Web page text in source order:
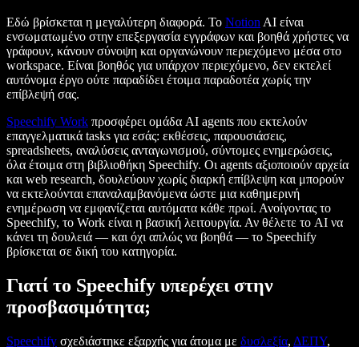
Εδώ βρίσκεται η μεγαλύτερη διαφορά. Το Notion AI είναι
ενσωματωμένο στην επεξεργασία εγγράφων και βοηθά χρήστες να
γράφουν, κάνουν σύνοψη και οργανώνουν περιεχόμενο μέσα στο
workspace. Είναι βοηθός για υπάρχον περιεχόμενο, δεν εκτελεί
αυτόνομα έργο ούτε παραδίδει έτοιμα παραδοτέα χωρίς την
επίβλεψή σας.
Speechify Work προσφέρει ομάδα AI agents που εκτελούν
επαγγελματικά tasks για εσάς: εκθέσεις, παρουσιάσεις,
spreadsheets, αναλύσεις ανταγωνισμού, σύντομες ενημερώσεις,
όλα έτοιμα στη βιβλιοθήκη Speechify. Οι agents αξιοποιούν αρχεία
και web research, δουλεύουν χωρίς διαρκή επίβλεψη και μπορούν
να εκτελούνται επαναλαμβανόμενα ώστε μια καθημερινή
ενημέρωση να εμφανίζεται αυτόματα κάθε πρωί. Ανοίγοντας το
Speechify, το Work είναι η βασική λειτουργία. Αν θέλετε το AI να
κάνει τη δουλειά — και όχι απλώς να βοηθά — το Speechify
βρίσκεται σε δική του κατηγορία.
Γιατί το Speechify υπερέχει στην
προσβασιμότητα;
Speechify σχεδιάστηκε εξαρχής για άτομα με δυσλεξία, ΔΕΠΥ,